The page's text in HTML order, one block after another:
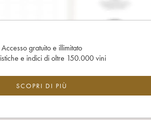
Accesso gratuito e illimitato
e indici di oltre 150.000 vini
SCOPRI DI PIÙ